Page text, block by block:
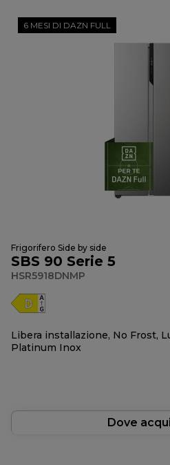
6 MESI DI DAZN FULL
Frigorifero Side by side
SBS 90 Serie 5
HSR5918DNMP
Libera installazione, No Frost,
Platinum Inox
Dove